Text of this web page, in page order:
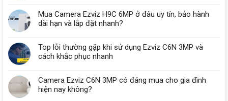
Mua Camera Ezviz H9C 6MP ở đâu uy tín, bảo hành
dài hạn và lắp đặt nhanh?
Top lỗi thường gặp khi sử dụng Ezviz C6N 3MP và
cách khắc phục nhanh
Camera Ezviz C6N 3MP có đáng mua cho gia đình
hiện nay không?